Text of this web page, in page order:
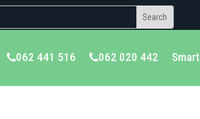
062 441 516 062 020 442